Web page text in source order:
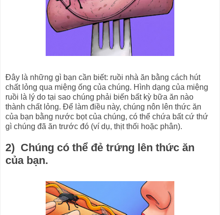
Đây là những gì bạn cần biết: ruồi nhà ăn bằng cách hút
chất lỏng qua miệng ống của chúng. Hình dạng của miệng
ruồi là lý do tại sao chúng phải biến bất kỳ bữa ăn nào
thành chất lỏng. Để làm điều này, chúng nôn lên thức ăn
của bạn bằng nước bọt của chúng, có thể chứa bất cứ thứ
gì chúng đã ăn trước đó (ví dụ, thịt thối hoặc phân).
2) Chúng có thể đẻ trứng lên thức ăn
của bạn.